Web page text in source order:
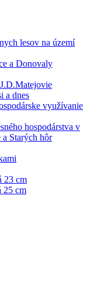
lesov na území
a Donovaly
a dnes
využívanie
hospodárstva v
Starých hôr
23 cm
25 cm